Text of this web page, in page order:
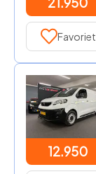
Favoriet
12.950